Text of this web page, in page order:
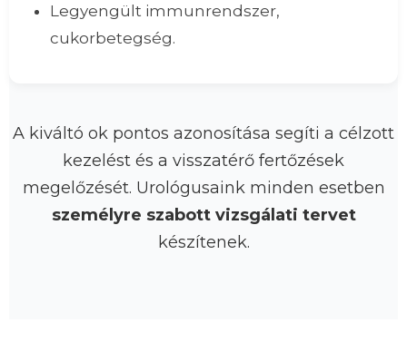
Legyengült immunrendszer,
cukorbetegség.
A kiváltó ok pontos azonosítása segíti a célzott
kezelést és a visszatérő fertőzések
megelőzését. Urológusaink minden esetben
személyre szabott vizsgálati tervet
készítenek.